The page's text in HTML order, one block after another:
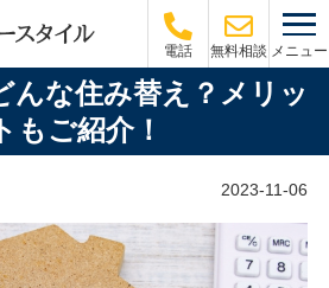
電話 無料相談 メニュー
んな住み替え？メリッ
もご紹介！
2023-11-06